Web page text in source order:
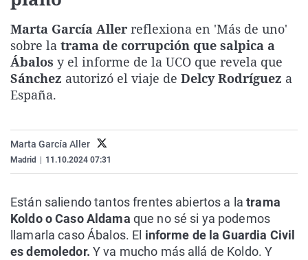
Gente viajera
Como el perro y el
Retornados
Equipo de
Operación Viuda
Galicia
La Rioja
Navarra
Televisión
Elecciones
Marta García Aller reflexiona en 'Más de uno'
sobre la trama de corrupción que salpica a
Ábalos y el informe de la UCO que revela que
Sánchez autorizó el viaje de Delcy Rodríguez a
España.
Marta García Aller
Madrid 11.10.2024 07:31
Están saliendo tantos frentes abiertos a latrama
Koldo o Caso Aldama que no sé si ya podemos
llamarla caso Ábalos. El informe de la Guardia Civil
es demoledor. Y va mucho más allá de Koldo. Y